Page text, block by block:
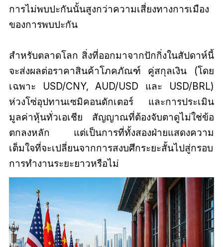
การไม่พบปะกันนั้นสูงกว่าความเสี่ยงทางการเมือง
ของการพบปะกัน
สำหรับตลาดโลก สิ่งที่ออกมาจากปักกิ่งในสัปดาห์นี้
จะส่งผลต่อราคาสินค้าโภคภัณฑ์ คู่สกุลเงิน (โดย
เฉพาะ USD/CNY, AUD/USD และ USD/BRL)
ห่วงโซ่อุปทานเซมิคอนดักเตอร์ และการประเมิน
มูลค่าหุ้นทั่วเอเชีย สัญญาณที่ต้องจับตาดูไม่ใช่ข้อ
ตกลงหลัก แต่เป็นการที่ทั้งสองฝ่ายแสดงความ
เต็มใจที่จะเปลี่ยนจากการสงบศึกระยะสั้นไปสู่กรอบ
การทำงานระยะยาวหรือไม่